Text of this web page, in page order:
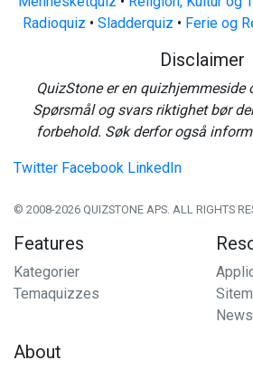
Radioquiz • Sladderquiz • Ferie og
Disclaimer
QuizStone er en quizhjemmeside
Spørsmål og svars riktighet bør
forbehold. Søk derfor også
Twitter Facebook LinkedIn
© 2008-2026 QUIZSTONE APS. ALL RIGHTS
Features
Kategorier
Temaquizzes
About